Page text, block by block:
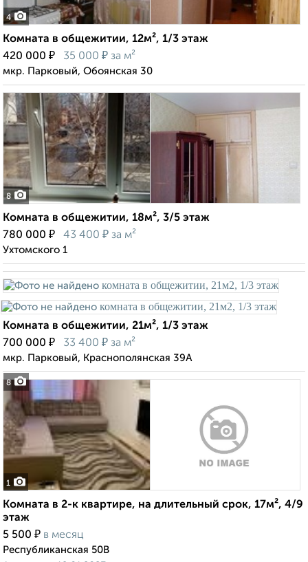
4
Комната в общежитии, 12м², 1/3 этаж
420 000 ₽ 35 000 ₽ за м²
мкр. Парковый, Обоянская 30
8
Комната в общежитии, 18м², 3/5 этаж
780 000 ₽ 43 400 ₽ за м²
Ухтомского 1
8
Комната в общежитии, 21м², 1/3 этаж
700 000 ₽ 33 400 ₽ за м²
мкр. Парковый, Краснополянская 39А
1
Комната в 2-к квартире, на длительный срок, 17м², 4/9
этаж
5 500 ₽ в месяц
Республиканская 50В